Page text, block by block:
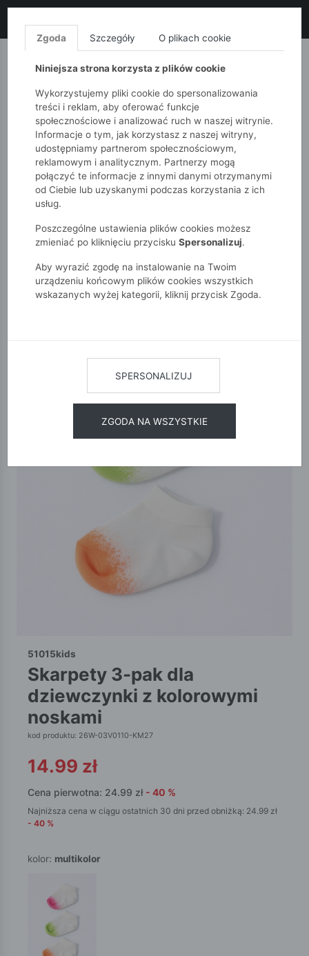
MONNARI QUIOSQUE
51015kids
Dziewczynki 2-7 lat
Skarpety 3-pak dla dziewczynki z kolorowymi noskami
51015kids
skarpety 3-pak dla
dziewczynki z kolorowymi
noskami
kod produktu: 26W-03V0110-KM27
14.99 zł
Cena pierwotna: 24.99 zł - 40 %
Najniższa cena w ciągu ostatnich 30 dni przed obniżką: 24.99 zł
- 40 %
kolor: multikolor
Zgoda Szczegóły O plikach cookie
Niniejsza strona korzysta z plików cookie
Wykorzystujemy pliki cookie do spersonalizowania
treści i reklam, aby oferować funkcje
społecznościowe i analizować ruch w naszej witrynie.
Informacje o tym, jak korzystasz z naszej witryny,
udostępniamy partnerom społecznościowym,
reklamowym i analitycznym. Partnerzy mogą
połączyć te informacje z innymi danymi otrzymanymi
od Ciebie lub uzyskanymi podczas korzystania z ich
usług.
Poszczególne ustawienia plików cookies możesz
zmieniać po kliknięciu przycisku Spersonalizuj.
Aby wyrazić zgodę na instalowanie na Twoim
urządzeniu końcowym plików cookies wszystkich
wskazanych wyżej kategorii, kliknij przycisk Zgoda.
SPERSONALIZUJ
ZGODA NA WSZYSTKIE